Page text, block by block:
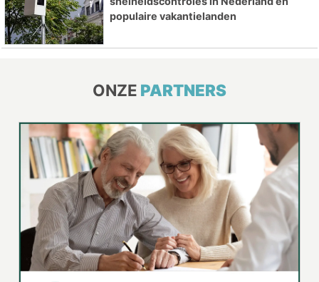
populaire vakantielanden
ONZE PARTNERS